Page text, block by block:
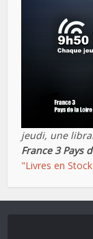
jeudi, une
France 3 Pays
"Livres en